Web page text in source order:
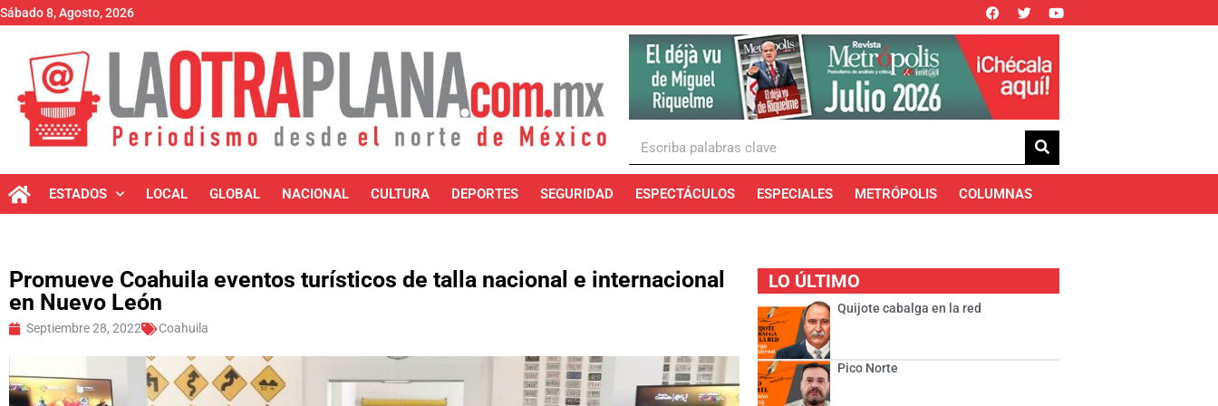
Sábado 8, Agosto, 2026
ESTADOS LOCAL GLOBAL NACIONAL CULTURA DEPORTES SEGURIDAD ESPECTÁCULOS ESPECIALES METRÓPOLIS COLUMNAS
Promueve Coahuila eventos turísticos de talla nacional e internacional
en Nuevo León
Septiembre 28, 2022 Coahuila
LO ÚLTIMO
Quijote cabalga en la red
Pico Norte